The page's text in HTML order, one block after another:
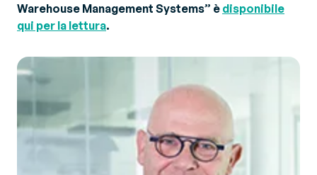
Warehouse Management Systems” è disponibile
qui per la lettura.